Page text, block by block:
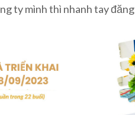
ty mình thì nhanh tay